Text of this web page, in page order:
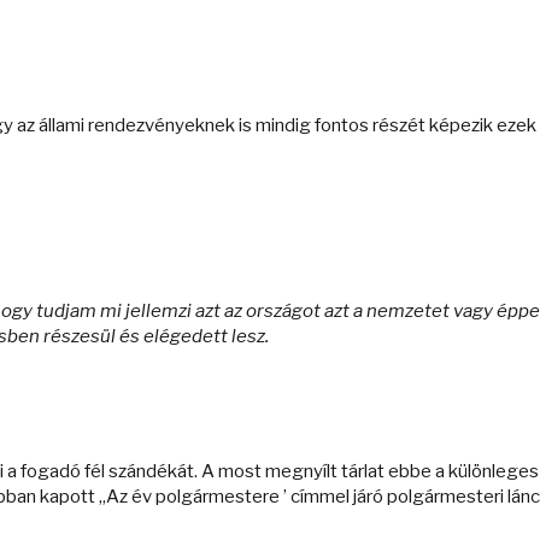
az állami rendezvényeknek is mindig fontos részét képezik
tudjam mi jellemzi azt az országot azt a nemzetet vagy
részesül és elégedett lesz.
fogadó fél szándékát. A most megnyílt tárlat ebbe a
kapott „Az év polgármestere ’ címmel járó polgármesteri